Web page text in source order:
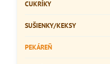
CUKRÍKY
SUŠIENKY/KEKSY
PEKÁREŇ